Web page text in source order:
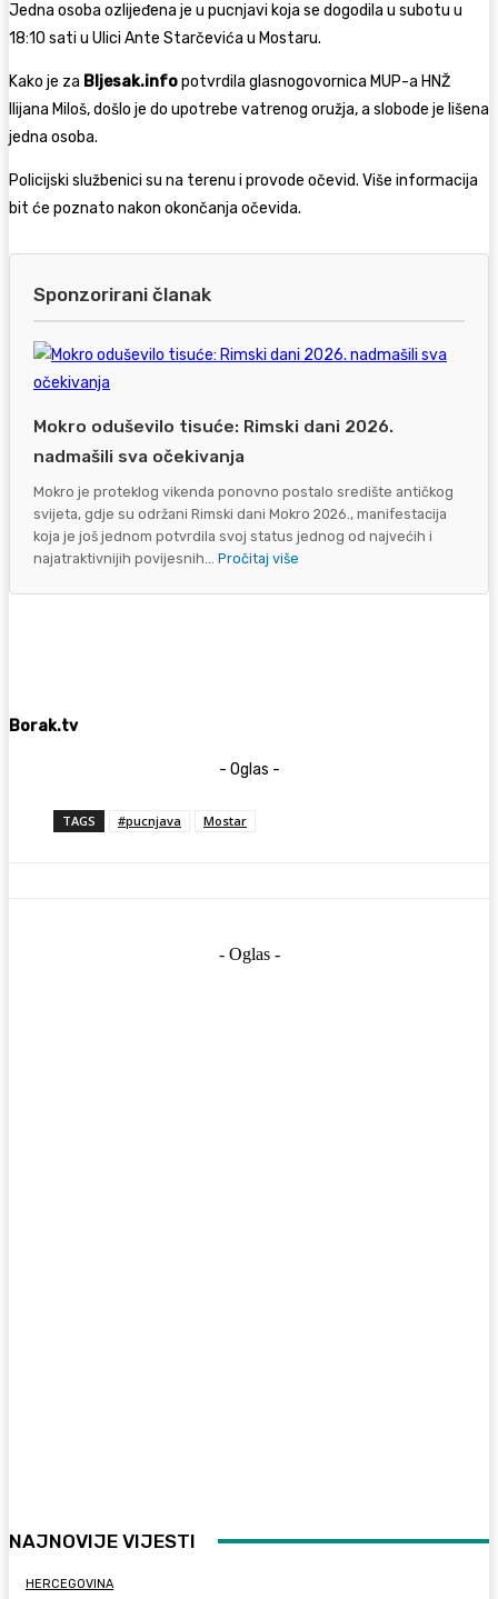
Jedna osoba ozlijeđena je u pucnjavi koja se dogodila u subotu u
18:10 sati u Ulici Ante Starčevića u Mostaru.
Kako je za Bljesak.infopotvrdila glasnogovornica MUP-a HNŽ
Ilijana Miloš, došlo je do upotrebe vatrenog oružja, a slobode je lišena
jedna osoba.
Policijski službenici su na terenu i provode očevid. Više informacija
bit će poznato nakon okončanja očevida.
Sponzorirani članak
Mokro oduševilo tisuće: Rimski dani 2026.
nadmašili sva očekivanja
Mokro je proteklog vikenda ponovno postalo središte antičkog
svijeta, gdje su održani Rimski dani Mokro 2026., manifestacija
koja je još jednom potvrdila svoj status jednog od najvećih i
najatraktivnijih povijesnih... Pročitaj više
Borak.tv
- Oglas -
TAGS #pucnjava Mostar
- Oglas -
NAJNOVIJE VIJESTI
HERCEGOVINA